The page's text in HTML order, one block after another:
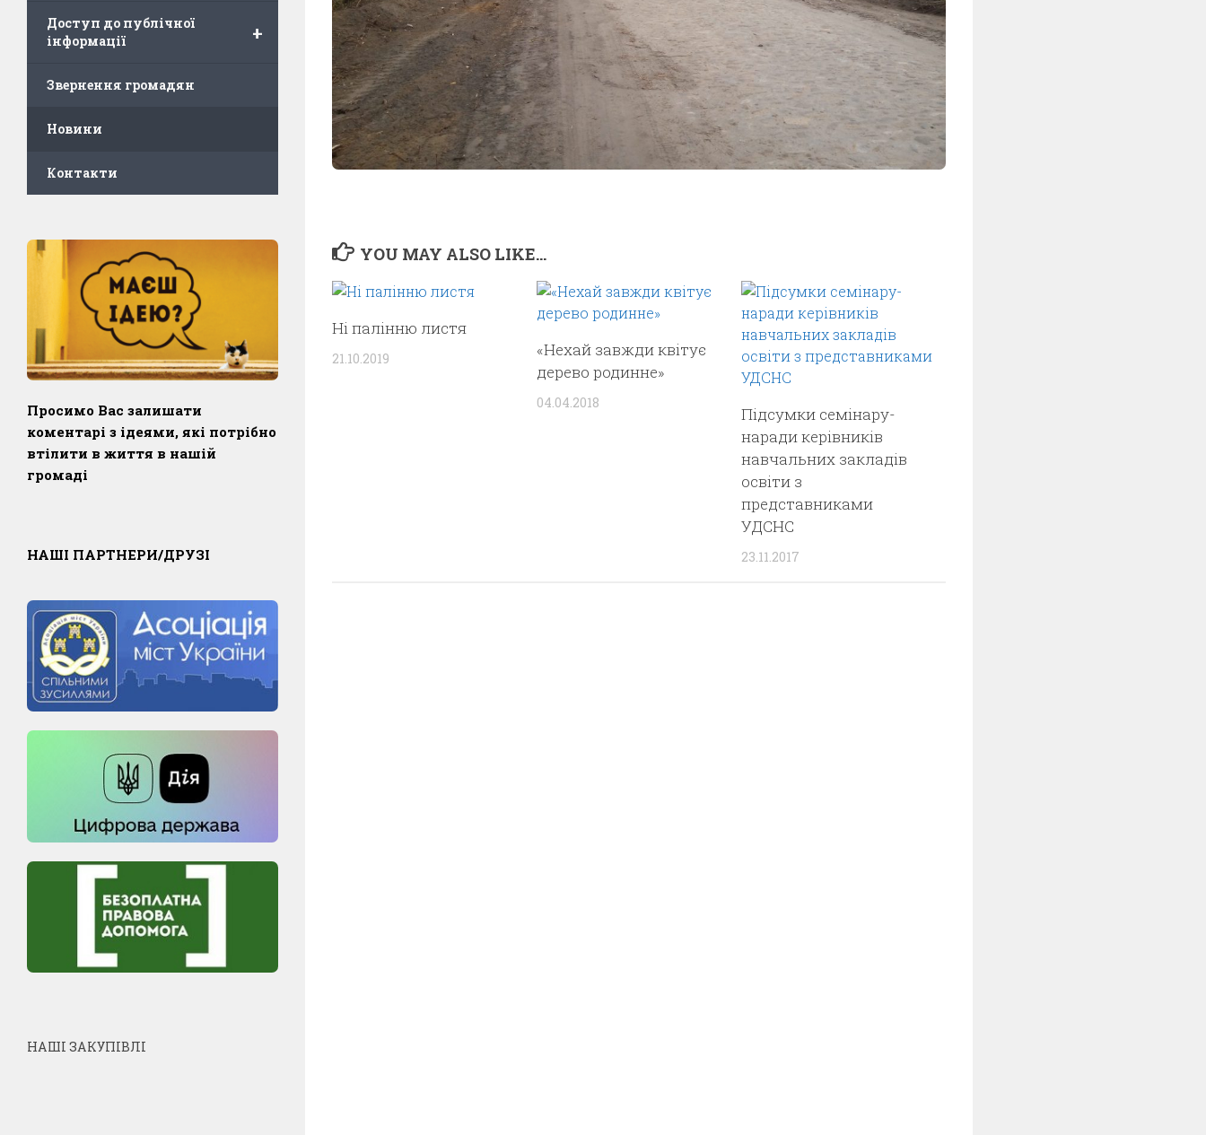
YOU MAY ALSO LIKE...
Ні палінню листя
21.10.2019
«Нехай завжди квітує
дерево родинне»
04.04.2018
Підсумки семінару-
наради керівників
навчальних закладів
освіти з
представниками
УДСНС
23.11.2017
+
Доступ до публічної
інформації
Звернення громадян
Новини
Контакти
Просимо Вас залишати
коментарі з ідеями, які потрібно
втілити в життя в нашій
громаді
НАШІ ПАРТНЕРИ/ДРУЗІ
НАШІ ЗАКУПІВЛІ